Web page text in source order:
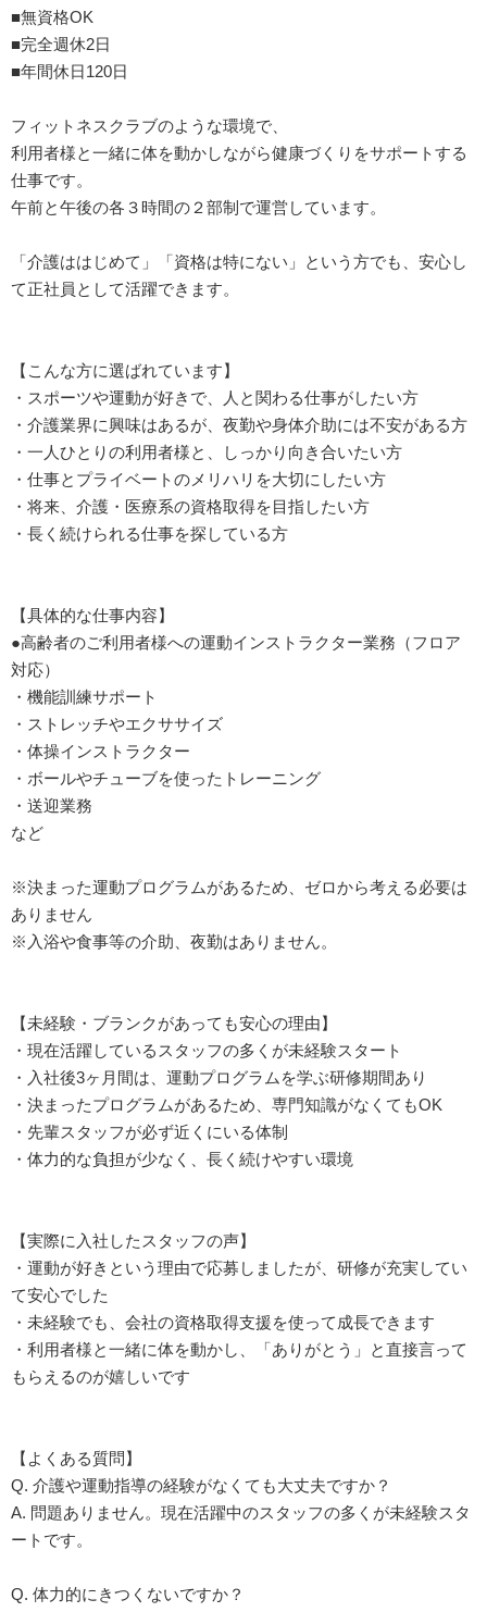
■無資格OK
■完全週休2日
■年間休日120日
フィットネスクラブのような環境で、
利用者様と一緒に体を動かしながら健康づくりをサポートする
仕事です。
午前と午後の各３時間の２部制で運営しています。
「介護ははじめて」「資格は特にない」という方でも、安心し
て正社員として活躍できます。
【こんな方に選ばれています】
・スポーツや運動が好きで、人と関わる仕事がしたい方
・介護業界に興味はあるが、夜勤や身体介助には不安がある方
・一人ひとりの利用者様と、しっかり向き合いたい方
・仕事とプライベートのメリハリを大切にしたい方
・将来、介護・医療系の資格取得を目指したい方
・長く続けられる仕事を探している方
【具体的な仕事内容】
●高齢者のご利用者様への運動インストラクター業務（フロア
対応）
・機能訓練サポート
・ストレッチやエクササイズ
・体操インストラクター
・ボールやチューブを使ったトレーニング
・送迎業務
など
※決まった運動プログラムがあるため、ゼロから考える必要は
ありません
※入浴や食事等の介助、夜勤はありません。
【未経験・ブランクがあっても安心の理由】
・現在活躍しているスタッフの多くが未経験スタート
・入社後3ヶ月間は、運動プログラムを学ぶ研修期間あり
・決まったプログラムがあるため、専門知識がなくてもOK
・先輩スタッフが必ず近くにいる体制
・体力的な負担が少なく、長く続けやすい環境
【実際に入社したスタッフの声】
・運動が好きという理由で応募しましたが、研修が充実してい
て安心でした
・未経験でも、会社の資格取得支援を使って成長できます
・利用者様と一緒に体を動かし、「ありがとう」と直接言って
もらえるのが嬉しいです
【よくある質問】
Q. 介護や運動指導の経験がなくても大丈夫ですか？
A. 問題ありません。現在活躍中のスタッフの多くが未経験スタ
ートです。
Q. 体力的にきつくないですか？